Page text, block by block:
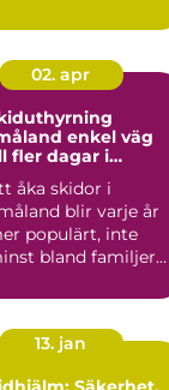
...
02. apr
enkel väg
fler dagar i
åka skidor i
blir varje år
populärt, inte
bland familjer
13. jan